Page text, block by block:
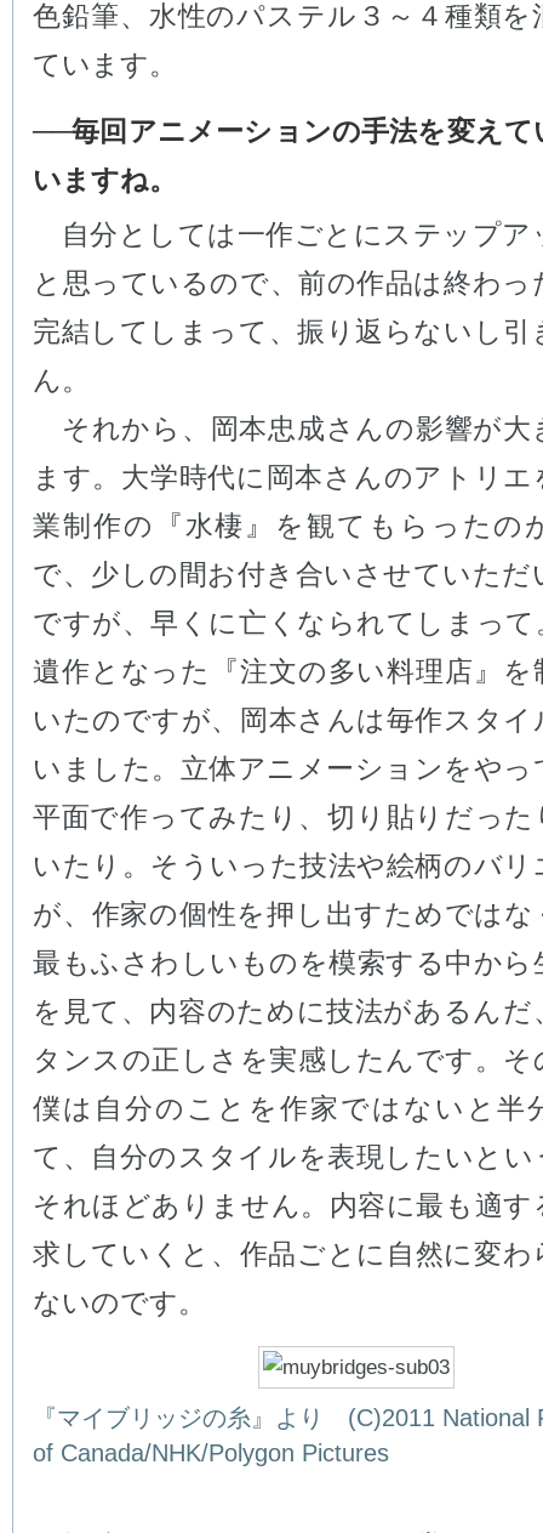
色鉛筆、水性のパステル３～４種類を
ています。
──毎回アニメーションの手法を変えて
いますね。
自分としては一作ごとにステップア
と思っているので、前の作品は終わっ
完結してしまって、振り返らないし引
ん。
それから、岡本忠成さんの影響が大
ます。大学時代に岡本さんのアトリエ
業制作の『水棲』を観てもらったの
で、少しの間お付き合いさせていただ
ですが、早くに亡くなられてしまって
遺作となった『注文の多い料理店』を
いたのですが、岡本さんは毎作スタイ
いました。立体アニメーションをやっ
平面で作ってみたり、切り貼りだった
いたり。そういった技法や絵柄のバリ
が、作家の個性を押し出すためではな
最もふさわしいものを模索する中から
を見て、内容のために技法があるんだ
タンスの正しさを実感したんです。そ
僕は自分のことを作家ではないと半
て、自分のスタイルを表現したいとい
それほどありません。内容に最も適す
求していくと、作品ごとに自然に変わ
ないのです。
『マイブリッジの糸』より (C)2011 National
of Canada/NHK/Polygon Pictures